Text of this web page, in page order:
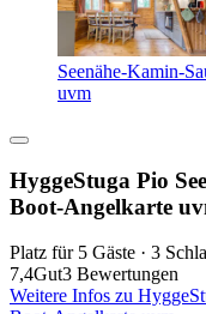
Seenähe-Kamin-
uvm
HyggeStuga Pio
Boot-Angelkarte
Platz für 5 Gäste · 3
7,4Gut3 Bewertungen
Weitere Infos zu